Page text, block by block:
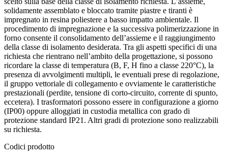
solidamente assemblato e bloccato tramite piastre e tiranti è
impregnato in resina poliestere a basso impatto ambientale. Il
procedimento di impregnazione e la successiva polimerizzazione in
forno consente il consolidamento dell’assieme e il raggiungimento
della classe di isolamento desiderata. Tra gli aspetti specifici di una
richiesta che rientrano nell’ambito della progettazione, si possono
ricordare la classe di temperatura (B, F, H fino a classe 220°C), la
presenza di avvolgimenti multipli, le eventuali prese di regolazione,
il gruppo vettoriale di collegamento e ovviamente le caratteristiche
prestazionali (perdite, tensione di corto-circuito, corrente di spunto,
eccetera). I trasformatori possono essere in configurazione a giorno
(IP00) oppure alloggiati in custodia metallica con grado di
protezione standard IP21. Altri gradi di protezione sono realizzabili
su richiesta.
Codici prodotto